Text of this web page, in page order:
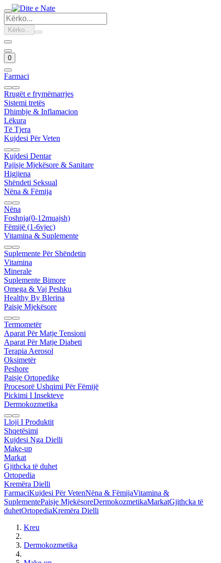
Kërko...
0
Farmaci
Rrugët e frymëmarrjes
Sistemi tretës
Dhimbje & Inflamacion
Lëkura
Të Tjera
Kujdesi Për Veten
Kujdesi Dentar
Pajisje Mjekësore & Sanitare
Higjiena
Shëndeti Seksual
Nëna & Fëmija
Nëna
Foshnja(0-12muajsh)
Fëmijë (1-6vjec)
Vitamina & Suplemente
Suplemente Për Shëndetin
Vitamina
Minerale
Suplemente Bimore
Omega & Vaj Peshku
Healthy By Blerina
Paisje Mjekësore
Termometër
Aparat Për Matje Tensioni
Aparat Për Matje Diabeti
Terapia Aerosol
Oksimetër
Peshore
Paisje Ortopedike
Procesorë Ushqimi Për Fëmijë
Pickimi I Insekteve
Dermokozmetika
Lloji I Produktit
Shqetësimi
Kujdesi Nga Dielli
Make-up
Markat
Gjithcka të duhet
Ortopedia
Kremëra Dielli
FarmaciKujdesi Për VetenNëna & FëmijaVitamina &
SuplementePaisje MjekësoreDermokozmetikaMarkatGjithcka të
duhetOrtopediaKremëra Dielli
Kreu
Dermokozmetika